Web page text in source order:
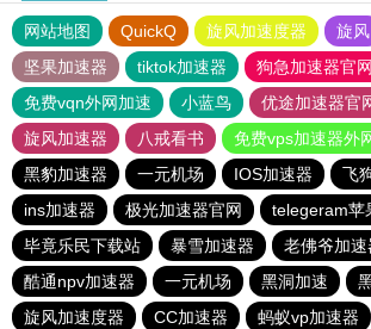
网站地图 QuickQ 旋风加速度器 旋风
坚果加速器
tiktok加速器
狗急加速器官网
免费vqn外网加速
小蓝鸟 优途加速器官
旋风加速器
八戒看书
免费vps加速器外
黑豹加速器
一元机场 IOS加速器
飞
ins加速器
极光加速器官网
telegeram苹
毕竟乐民下载站
暴雪加速器 老佛爷加速
酷通npv加速器
一元机场 黑洞加速
旋风加速度器
CC加速器 蚂蚁vp加速器